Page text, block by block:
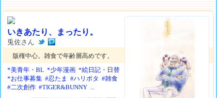
いきあたり、まったり。
兎佐さん
版権中心。雑食で年齢層高めです。
*美青年・BL *少年漫画 *絵日記・日替
*お仕事募集 #忍たま #ハリポタ #雑食
#二次創作 #TIGER&BUNNY ...